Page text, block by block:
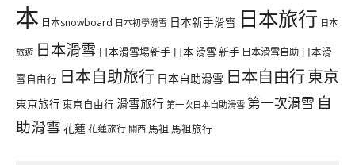
本 日本snowboard 日本初學滑雪 日本新手滑雪 日本旅行 日本
旅遊 日本滑雪 日本滑雪場新手 日本 滑雪 新手 日本滑雪自助 日本滑
雪自由行 日本自助旅行 日本自助滑雪 日本自由行東京
東京旅行 東京自由行 滑雪旅行 第一次日本自助滑雪 第一次滑雪 自
助滑雪 花蓮花蓮旅行 關西 馬祖 馬祖旅行